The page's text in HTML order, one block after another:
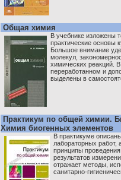
Общая химия
В учебнике изложены
практические основы
Большое внимание
молекул,
химических реакций.
переработанном и
выделены в
Практикум по общей химии.
Химия биогенных элементов
В практикуме
лабораторных работ,
принципы
результатов
отражает методы,
санитарно-